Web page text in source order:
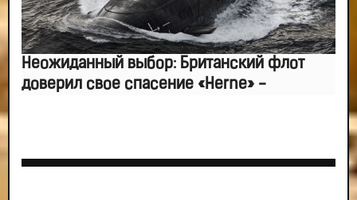
Неожиданный выбор: Британский флот
доверил свое спасение «Herne» -